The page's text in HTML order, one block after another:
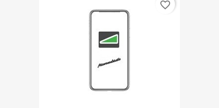
favorite_border